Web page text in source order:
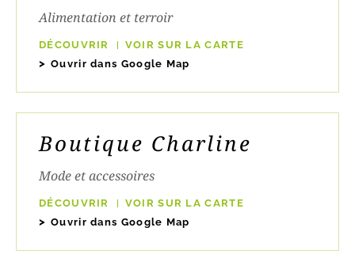
Alimentation et terroir
DÉCOUVRIR
VOIR SUR LA CARTE
Ouvrir dans Google Map
Boutique Charline
Mode et accessoires
DÉCOUVRIR
VOIR SUR LA CARTE
Ouvrir dans Google Map